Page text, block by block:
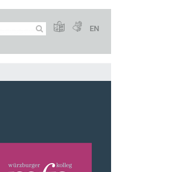
EN